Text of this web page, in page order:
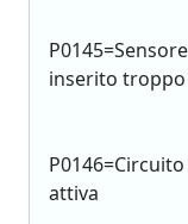
inserito
attiva